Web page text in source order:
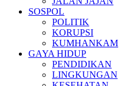
SOSPOL
POLITIK
KORUPSI
KUMHANKAM
GAYA HIDUP
PENDIDIKAN
LINGKUNGAN